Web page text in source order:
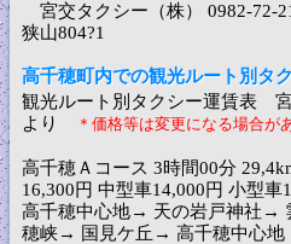
宮交タクシー（株） 0982-
狭山804?1
高千穂町内での観光ルート別タ
観光ルート別タクシー運賃表
より
＊価格等は変更になる場合が
高千穂Ａコース 3時間00分
16,300円 中型車14,000円 小型車
高千穂中心地→ 天の岩戸神社→
穂峡→ 国見ケ丘→ 高千穂中心地